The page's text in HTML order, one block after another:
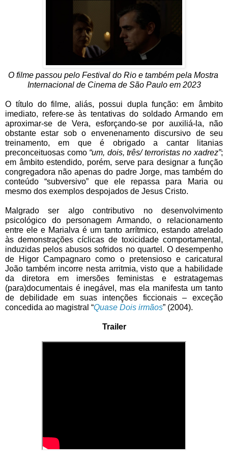
O filme passou pelo Festival do Rio e também pela Mostra
Internacional de Cinema de São Paulo em 2023
O título do filme, aliás, possui dupla função: em âmbito
imediato, refere-se às tentativas do soldado Armando em
aproximar-se de Vera, esforçando-se por auxiliá-la, não
obstante estar sob o envenenamento discursivo de seu
treinamento, em que é obrigado a cantar litanias
preconceituosas como “um, dois, três/ terroristas no xadrez”;
em âmbito estendido, porém, serve para designar a função
congregadora não apenas do padre Jorge, mas também do
conteúdo “subversivo” que ele repassa para Maria ou
mesmo dos exemplos despojados de Jesus Cristo.
Malgrado ser algo contributivo no desenvolvimento
psicológico do personagem Armando, o relacionamento
entre ele e Marialva é um tanto arrítmico, estando atrelado
às demonstrações cíclicas de toxicidade comportamental,
induzidas pelos abusos sofridos no quartel. O desempenho
de Higor Campagnaro como o pretensioso e caricatural
João também incorre nesta arritmia, visto que a habilidade
da diretora em imersões feministas e estratagemas
(para)documentais é inegável, mas ela manifesta um tanto
de debilidade em suas intenções ficcionais – exceção
concedida ao magistral “Quase Dois irmãos” (2004).
Trailer